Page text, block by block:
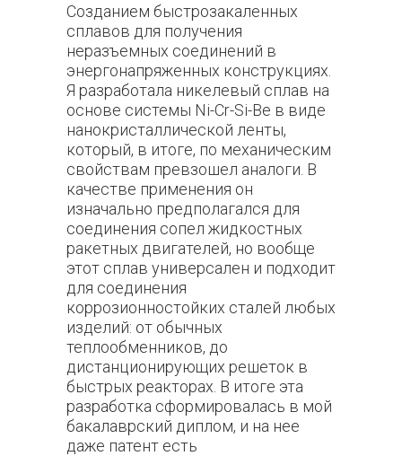
Созданием быстрозакаленных
сплавов для получения
неразъемных соединений в
энергонапряженных конструкциях.
Я разработала никелевый сплав на
основе системы Ni-Cr-Si-Be в виде
нанокристаллической ленты,
который, в итоге, по механическим
свойствам превзошел аналоги. В
качестве применения он
изначально предполагался для
соединения сопел жидкостных
ракетных двигателей, но вообще
этот сплав универсален и подходит
для соединения
коррозионностойких сталей любых
изделий: от обычных
теплообменников, до
дистанционирующих решеток в
быстрых реакторах. В итоге эта
разработка сформировалась в мой
бакалаврский диплом, и на нее
даже патент есть